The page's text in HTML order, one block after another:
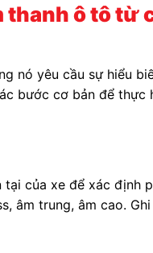
ô tô từ
nó yêu cầu sự hiểu
bước cơ bản để thực
của xe để xác định
âm trung, âm cao.